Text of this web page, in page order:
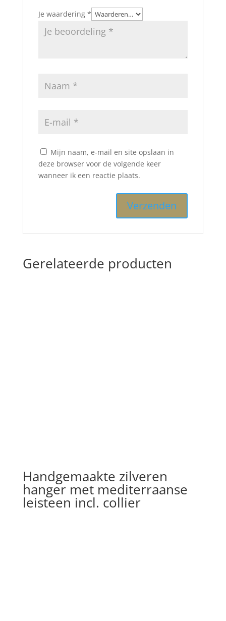
Je waardering *
Mijn naam, e-mail en site opslaan in
deze browser voor de volgende keer
wanneer ik een reactie plaats.
Gerelateerde producten
Handgemaakte zilveren
hanger met mediterraanse
leisteen incl. collier